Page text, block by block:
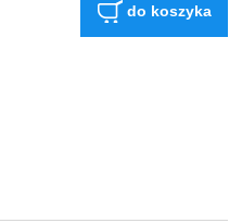
do koszyka